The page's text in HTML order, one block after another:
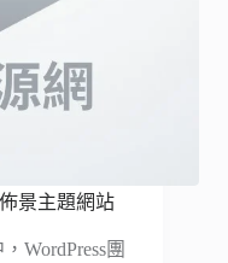
佈景主題網站
WordPress團